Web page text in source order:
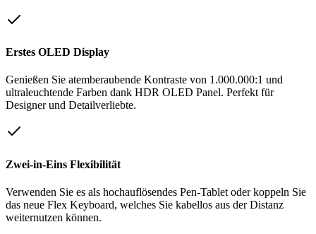
Erstes OLED Display
Genießen Sie atemberaubende Kontraste von 1.000.000:1 und
ultraleuchtende Farben dank HDR OLED Panel. Perfekt für
Designer und Detailverliebte.
Zwei-in-Eins Flexibilität
Verwenden Sie es als hochauflösendes Pen-Tablet oder koppeln Sie
das neue Flex Keyboard, welches Sie kabellos aus der Distanz
weiternutzen können.